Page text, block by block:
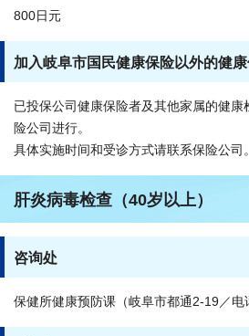
800日元
加入岐阜市国民健康保险以外的健
已投保公司健康保险者及其他家属的健
险公司进行。
具体实施时间和受诊方式请联系保险公司。
肝炎病毒检查（40岁以上）
咨询处
保健所健康预防课（岐阜市都通2-19／